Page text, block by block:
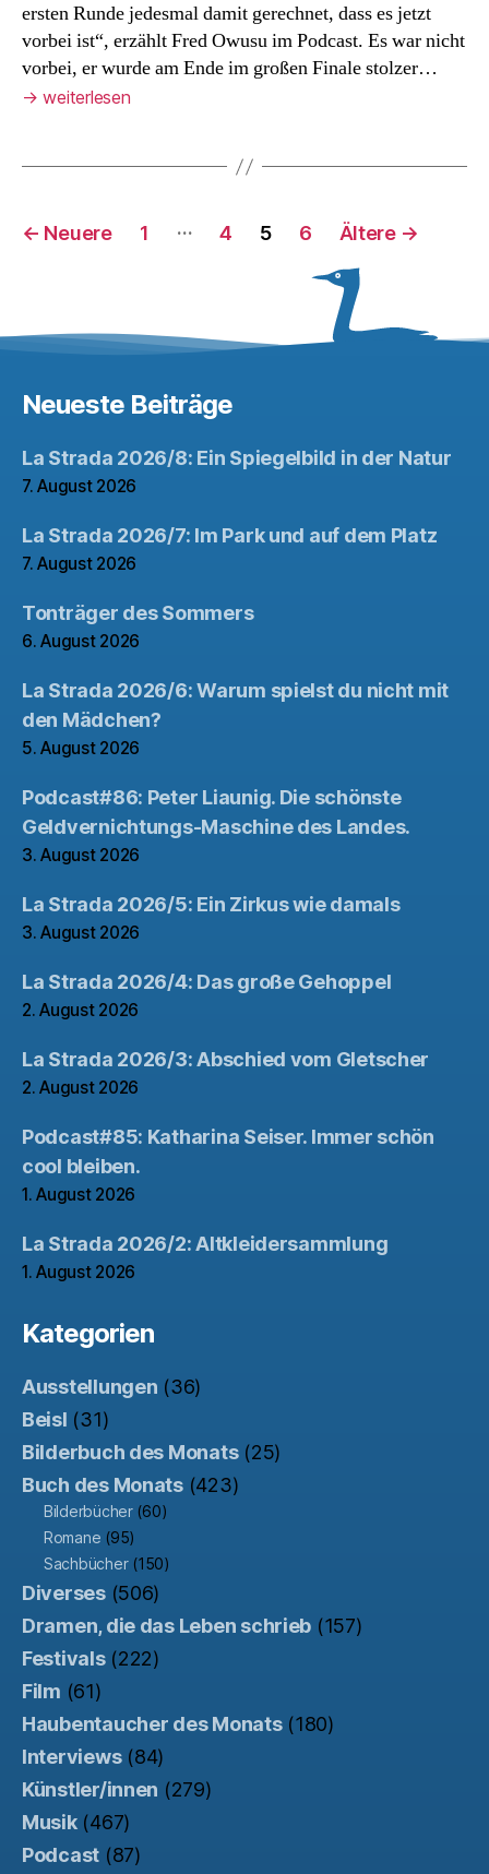
ersten Runde jedesmal damit gerechnet, dass es jetzt
vorbei ist“, erzählt Fred Owusu im Podcast. Es war nicht
vorbei, er wurde am Ende im großen Finale stolzer…
→ weiterlesen
Seitennummerierung
← Neuere 1 … 4 5 6 Ältere →
Neueste Beiträge
La Strada 2026/8: Ein Spiegelbild in der Natur
7. August 2026
La Strada 2026/7: Im Park und auf dem Platz
7. August 2026
Tonträger des Sommers
6. August 2026
La Strada 2026/6: Warum spielst du nicht mit
den Mädchen?
5. August 2026
Podcast#86: Peter Liaunig. Die schönste
Geldvernichtungs-Maschine des Landes.
3. August 2026
La Strada 2026/5: Ein Zirkus wie damals
3. August 2026
La Strada 2026/4: Das große Gehoppel
2. August 2026
La Strada 2026/3: Abschied vom Gletscher
2. August 2026
Podcast#85: Katharina Seiser. Immer schön
cool bleiben.
1. August 2026
La Strada 2026/2: Altkleidersammlung
1. August 2026
Kategorien
Ausstellungen (36)
Beisl (31)
Bilderbuch des Monats(25)
Buch des Monats(423)
Bilderbücher(60)
Romane (95)
Sachbücher(150)
Diverses(506)
Dramen, die das Leben schrieb (157)
Festivals(222)
Film (61)
Haubentaucher des Monats(180)
Interviews(84)
Künstler/innen (279)
Musik(467)
Podcast (87)